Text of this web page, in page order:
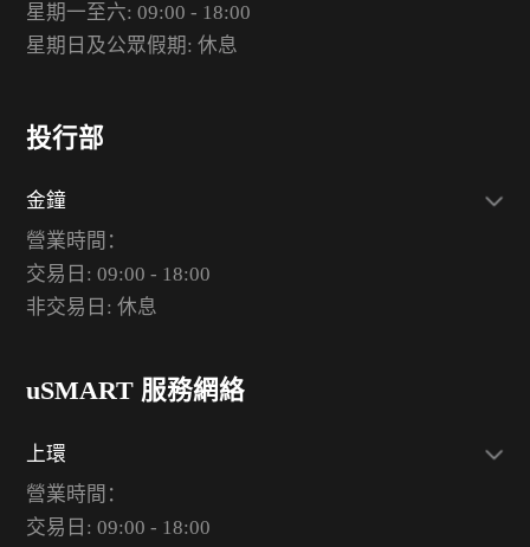
星期一至六: 09:00 - 18:00
星期日及公眾假期: 休息
投行部
金鐘
營業時間：
交易日: 09:00 - 18:00
非交易日: 休息
uSMART 服務網絡
上環
營業時間：
交易日: 09:00 - 18:00